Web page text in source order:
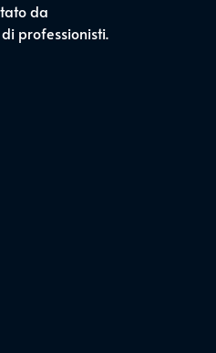
da
professionisti.